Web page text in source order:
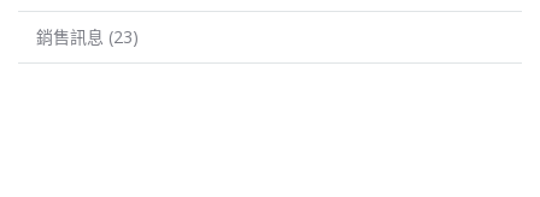
銷售訊息 (23)